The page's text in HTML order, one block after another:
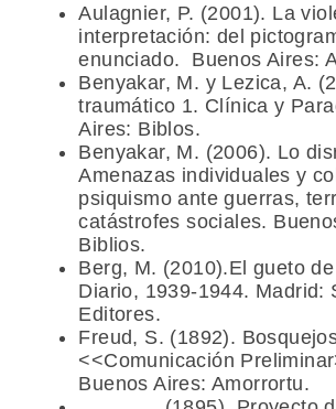
Aulagnier, P. (2001). La
interpretación: del
enunciado. Buenos Aires:
Benyakar, M. y Lezica, A.
traumático 1. Clínica y
Aires: Biblos.
Benyakar, M. (2006). Lo
Amenazas individuales y
psiquismo ante guerras,
catástrofes sociales.
Biblios.
Berg, M. (2010).El gueto
Diario, 1939-1944. Madrid:
Editores.
Freud, S. (1892).
<<Comunicación
Buenos Aires: Amorrortu.